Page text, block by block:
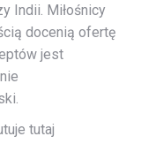
Indii. Miłośnicy
docenią ofertę
jest
tutaj